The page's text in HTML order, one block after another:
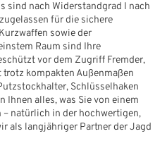
sind nach Widerstandgrad I nach
für die sichere
sowie der
Raum sind Ihre
vor dem Zugriff Fremder,
kompakten Außenmaßen
Schlüsselhaken
Ihnen alles, was Sie von einem
– natürlich in der hochwertigen,
als langjähriger Partner der Jagd